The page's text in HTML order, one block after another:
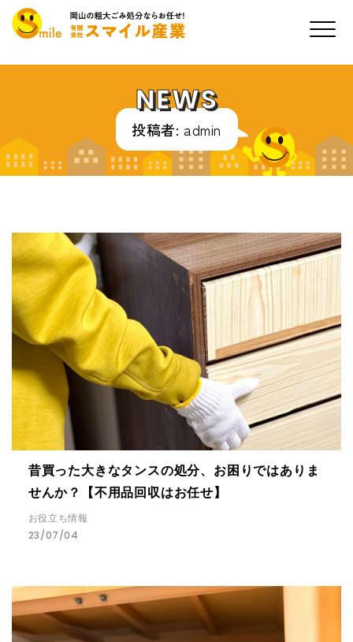
NEWS
投稿者: admin
昔買った大きなタンスの処分、お困りではありま
せんか？【不用品回収はお任せ】
お役立ち情報
23/07/04